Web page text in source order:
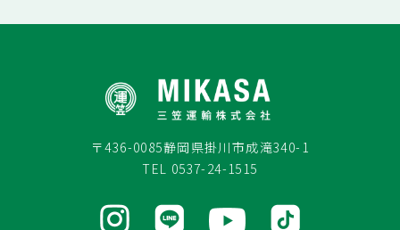
〒436-0085静岡県掛川市成滝340-1
TEL 0537-24-1515